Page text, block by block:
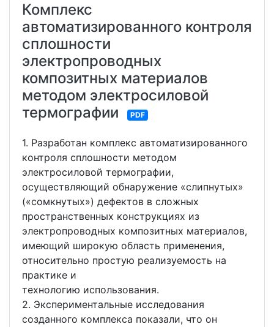
Комплекс
автоматизированного контроля
сплошности
электропроводных
композитных материалов
методом электросиловой
термографии
PDF
1. Разработан комплекс автоматизированного
контроля сплошности методом
электросиловой термографии,
осуществляющий обнаружение «слипнутых»
(«сомкнутых») дефектов в сложных
пространственных конструкциях из
электропроводных композитных материалов,
имеющий широкую область применения,
относительно простую реализуемость на
практике и
технологию использования.
2. Экспериментальные исследования
созданного комплекса показали, что он